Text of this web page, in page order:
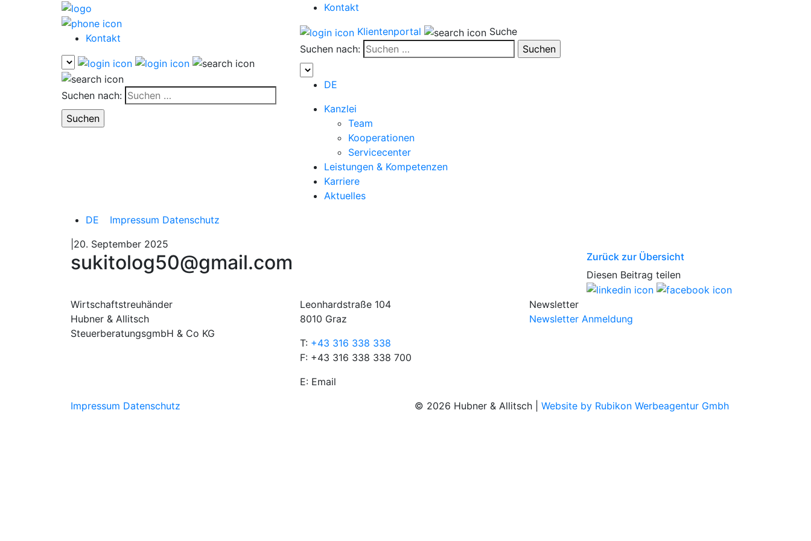
Kontakt
Suchen nach:
Kontakt
Klientenportal
Suche
Suchen nach:
DE
Kanzlei
Team
Kooperationen
Servicecenter
Leistungen & Kompetenzen
Karriere
Aktuelles
DE
Impressum Datenschutz
|20. September 2025
sukitolog50@gmail.com
Zurück zur Übersicht
Diesen Beitrag teilen
Wirtschaftstreuhänder
Hubner & Allitsch
SteuerberatungsgmbH & Co KG
Leonhardstraße 104
8010 Graz
T: +43 316 338 338
F: +43 316 338 338 700
E: Email
Newsletter
Newsletter Anmeldung
Impressum Datenschutz © 2026 Hubner & Allitsch | Website by Rubikon Werbeagentur Gmbh